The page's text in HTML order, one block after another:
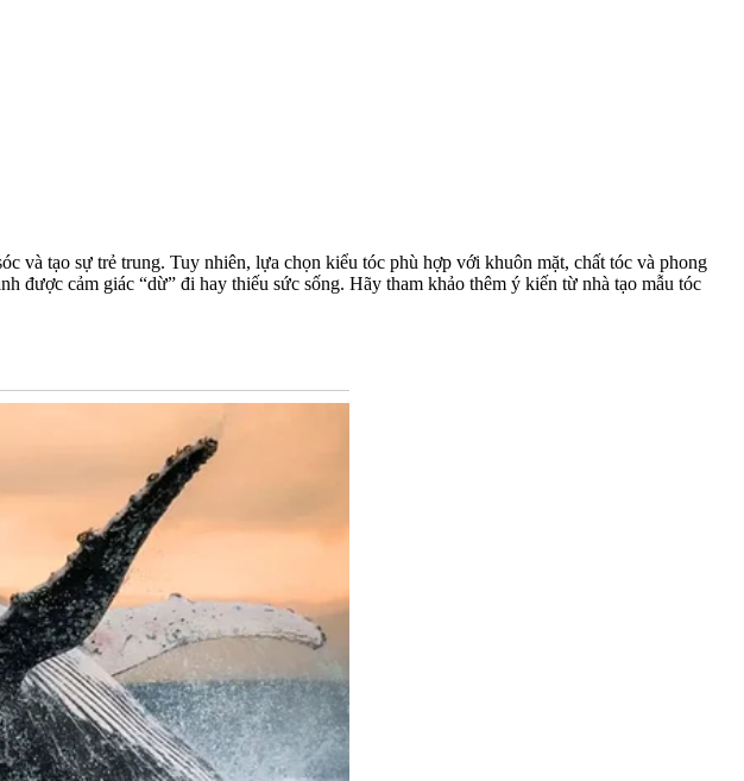
và tạo sự trẻ trung. Tuy nhiên, lựa chọn kiểu tóc phù hợp với khuôn mặt, chất tóc và phong
được cảm giác “dừ” đi hay thiếu sức sống. Hãy tham khảo thêm ý kiến từ nhà tạo mẫu tóc